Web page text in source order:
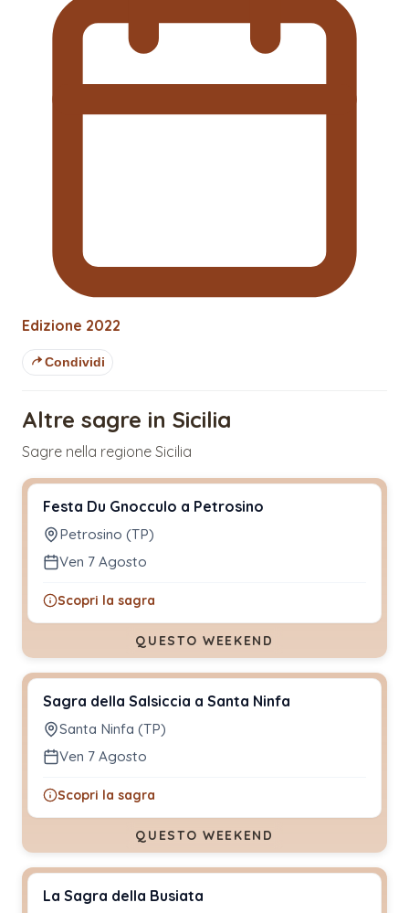
Edizione 2022
Condividi
Altre sagre in Sicilia
Sagre nella regione Sicilia
Festa Du Gnocculo a Petrosino
Petrosino (TP)
Ven 7 Agosto
Scopri la sagra
QUESTO WEEKEND
Sagra della Salsiccia a Santa Ninfa
Santa Ninfa (TP)
Ven 7 Agosto
Scopri la sagra
QUESTO WEEKEND
La Sagra della Busiata